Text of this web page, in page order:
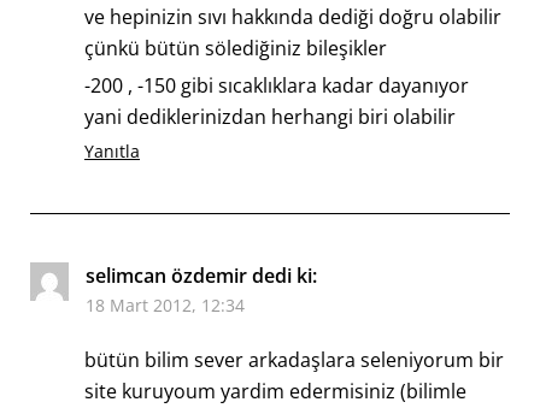
ve hepinizin sıvı hakkında dediği doğru olabilir
çünkü bütün sölediğiniz bileşikler
-200 , -150 gibi sıcaklıklara kadar dayanıyor
yani dediklerinizdan herhangi biri olabilir
Yanıtla
selimcan özdemirdedi ki:
18 Mart 2012, 12:34
bütün bilim sever arkadaşlara seleniyorum bir
site kuruyoum yardim edermisiniz (bilimle